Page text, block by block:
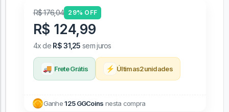
R$ 176,04 29% OFF
R$ 124,99
4x de R$ 31,25 sem juros
🚚 Frete Grátis ⚡ Últimas2unidades
Ganhe125 GGCoins nesta compra